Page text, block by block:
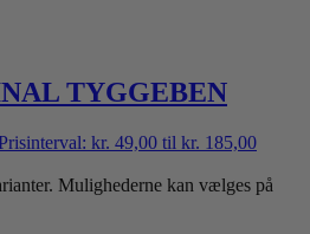
TYGGEBEN
kr. 49,00 til kr. 185,00
Mulighederne kan vælges på